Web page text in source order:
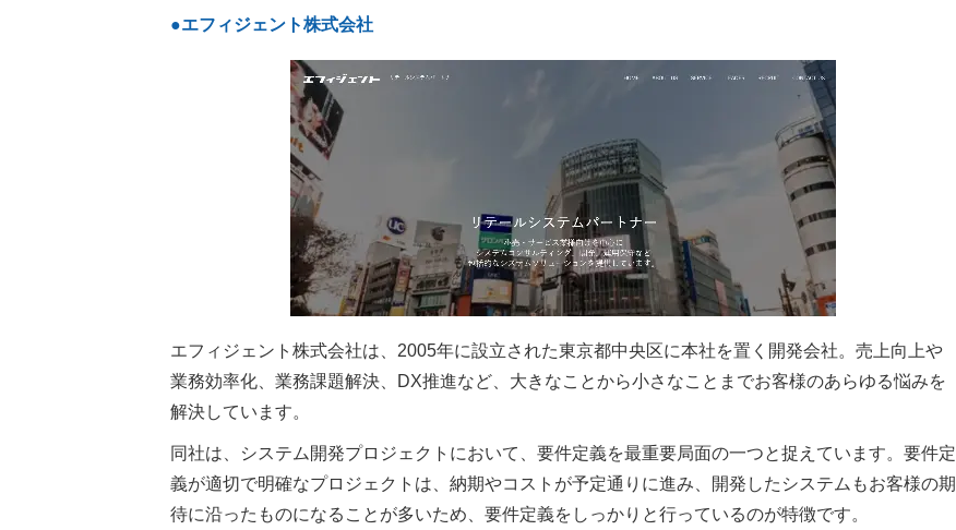
●エフィジェント株式会社
エフィジェント株式会社は、2005年に設立された東京都中央区に本社を置く開発会社。売上向上や
業務効率化、業務課題解決、DX推進など、大きなことから小さなことまでお客様のあらゆる悩みを
解決しています。
同社は、システム開発プロジェクトにおいて、要件定義を最重要局面の一つと捉えています。要件定
義が適切で明確なプロジェクトは、納期やコストが予定通りに進み、開発したシステムもお客様の期
待に沿ったものになることが多いため、要件定義をしっかりと行っているのが特徴です。